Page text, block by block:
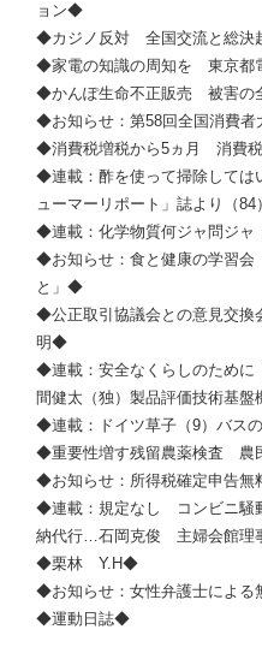
ョン◆
◆カジノ反対 全国交流と総決
◆家電の知識の周知を 東京都
◆かんぽ生命不正販売 被害の
◆お知らせ：第58回全国消費
◆消費税増税から5ヵ月 消費
◆連載：酢を使って掃除して
ューマーリポート」誌より（
◆連載：化学物質何ジャ問ジ
◆お知らせ：食と健康の学習会
と」◆
◆公正取引協議会との意見交
明◆
◆連載：安全なくらしのため
間健太（独）製品評価技術基
◆連載：ドイツ草子（9）バス
◆重要性増す残留農薬検査 農
◆お知らせ：所得税確定申告
◆連載：規定なし コンビニ騒
納代行…石岡克俊 主婦会館
◆栗林 Y.H◆
◆お知らせ：女性弁護士によ
◆運動日誌◆